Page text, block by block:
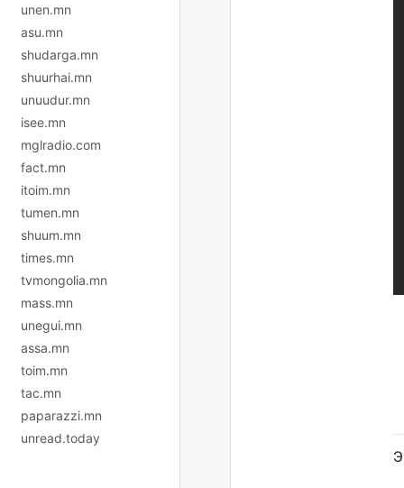
unen.mn
asu.mn
shudarga.mn
shuurhai.mn
unuudur.mn
isee.mn
mglradio.com
fact.mn
itoim.mn
tumen.mn
shuum.mn
times.mn
tvmongolia.mn
mass.mn
unegui.mn
assa.mn
toim.mn
tac.mn
paparazzi.mn
unread.today